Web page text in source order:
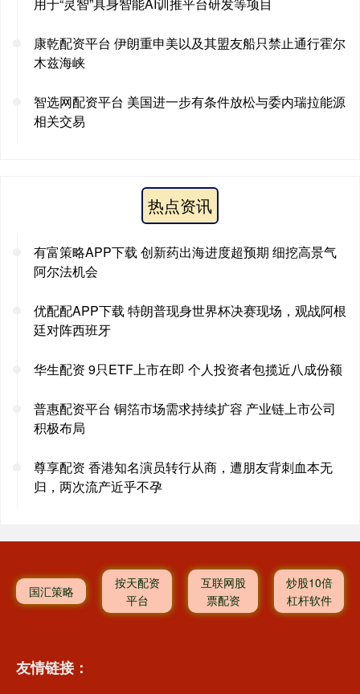
康乾配资平台 伊朗重申美以及其盟友船只禁止通行霍尔
木兹海峡
智选网配资平台 美国进一步有条件放松与委内瑞拉能源
相关交易
热点资讯
有富策略APP下载 创新药出海进度超预期 细挖高景气
阿尔法机会
优配配APP下载 特朗普现身世界杯决赛现场，观战阿根
廷对阵西班牙
华生配资 9只ETF上市在即 个人投资者包揽近八成份额
普惠配资平台 铜箔市场需求持续扩容 产业链上市公司
积极布局
尊享配资 香港知名演员转行从商，遭朋友背刺血本无
归，两次流产近乎不孕
国汇策略
按天配资
平台
互联网股
票配资
炒股10倍
杠杆软件
友情链接：